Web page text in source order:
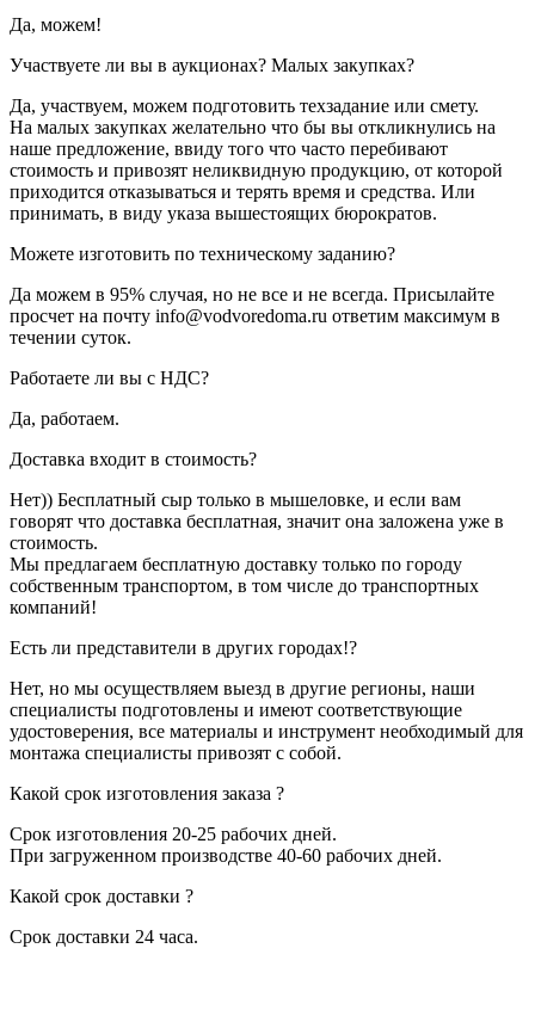
Да, можем!
Участвуете ли вы в аукционах? Малых закупках?
Да, участвуем, можем подготовить техзадание или смету.
На малых закупках желательно что бы вы откликнулись на
наше предложение, ввиду того что часто перебивают
стоимость и привозят неликвидную продукцию, от которой
приходится отказываться и терять время и средства. Или
принимать, в виду указа вышестоящих бюрократов.
Можете изготовить по техническому заданию?
Да можем в 95% случая, но не все и не всегда. Присылайте
просчет на почту info@vodvoredoma.ru ответим максимум в
течении суток.
Работаете ли вы с НДС?
Да, работаем.
Доставка входит в стоимость?
Нет)) Бесплатный сыр только в мышеловке, и если вам
говорят что доставка бесплатная, значит она заложена уже в
стоимость.
Мы предлагаем бесплатную доставку только по городу
собственным транспортом, в том числе до транспортных
компаний!
Есть ли представители в других городах!?
Нет, но мы осуществляем выезд в другие регионы, наши
специалисты подготовлены и имеют соответствующие
удостоверения, все материалы и инструмент необходимый для
монтажа специалисты привозят с собой.
Какой срок изготовления заказа ?
Срок изготовления 20-25 рабочих дней.
При загруженном производстве 40-60 рабочих дней.
Какой срок доставки ?
Срок доставки 24 часа.